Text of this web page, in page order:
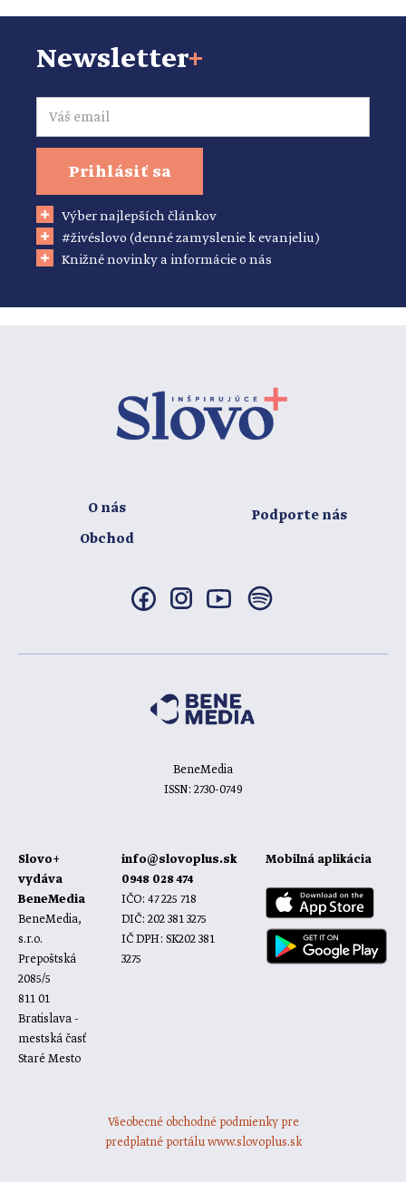
Newsletter+
Email
Prihlásiť sa
Výber najlepších článkov
#živéslovo (denné zamyslenie k evanjeliu)
Knižné novinky a informácie o nás
O nás
Obchod
Podporte nás
BeneMedia
ISSN: 2730-0749
Slovo+
vydáva
BeneMedia
BeneMedia,
s.r.o.
Prepoštská
2085/5
811 01
Bratislava -
mestská časť
Staré Mesto
info@slovoplus.sk
0948 028 474
IČO: 47 225 718
DIČ: 202 381 3275
IČ DPH: SK202 381
3275
Mobilná aplikácia
Všeobecné obchodné podmienky pre
predplatné portálu www.slovoplus.sk